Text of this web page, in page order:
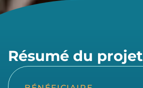
Résumé du projet